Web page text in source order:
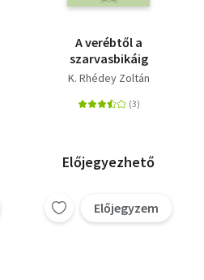
A verébtől a
szarvasbikáig
K. Rhédey Zoltán
Előjegyezhető
Előjegyzem